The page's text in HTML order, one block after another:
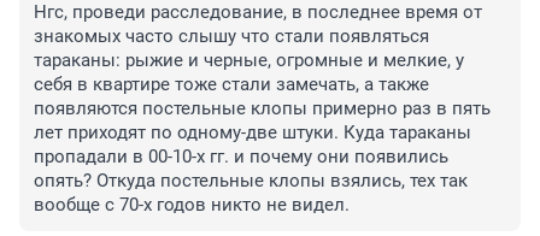
Нгс, проведи расследование, в последнее время от
знакомых часто слышу что стали появляться
тараканы: рыжие и черные, огромные и мелкие, у
себя в квартире тоже стали замечать, а также
появляются постельные клопы примерно раз в пять
лет приходят по одному-две штуки. Куда тараканы
пропадали в 00-10-х гг. и почему они появились
опять? Откуда постельные клопы взялись, тех так
вообще с 70-х годов никто не видел.